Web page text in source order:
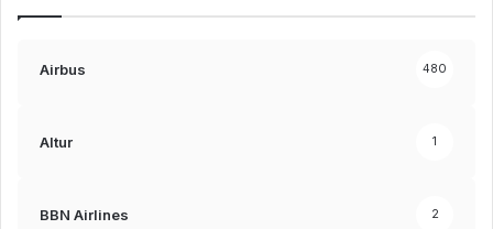
Airbus 480
Altur 1
BBN Airlines 2